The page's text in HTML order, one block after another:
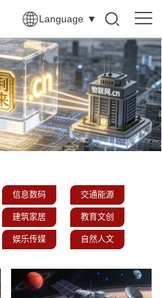
Language ▼
信息数码 交通能源
建筑家居 教育文创
娱乐传媒 自然人文